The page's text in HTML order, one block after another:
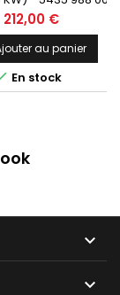
Premium 🏆 ✅ Kit
Offert ✅ Sans
GARANTIE 2 ANS
100 % Sécurisé ✅
expédié sous 48 H
Prix
212,00 €
au panier
En stock

